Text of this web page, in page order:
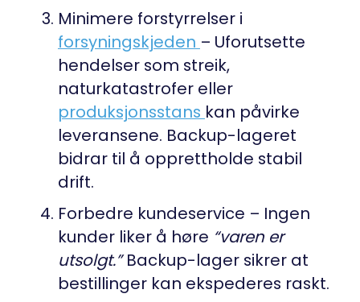
Minimere forstyrrelser i
forsyningskjeden – Uforutsette
hendelser som streik,
naturkatastrofer eller
produksjonsstans kan påvirke
leveransene. Backup-lageret
bidrar til å opprettholde stabil
drift.
Forbedre kundeservice – Ingen
kunder liker å høre “varen er
utsolgt.”Backup-lager sikrer at
bestillinger kan ekspederes raskt.